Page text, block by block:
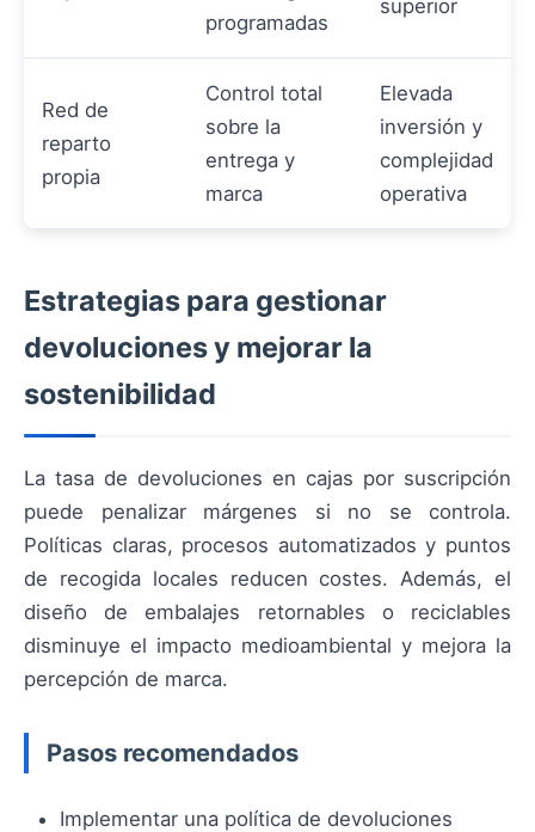
programadas
superior
Red de
reparto
propia
Control total
sobre la
entrega y
marca
Elevada
inversión y
complejidad
operativa
Estrategias para gestionar
devoluciones y mejorar la
sostenibilidad
La tasa de devoluciones en cajas por suscripción
puede penalizar márgenes si no se controla.
Políticas claras, procesos automatizados y puntos
de recogida locales reducen costes. Además, el
diseño de embalajes retornables o reciclables
disminuye el impacto medioambiental y mejora la
percepción de marca.
Pasos recomendados
Implementar una política de devoluciones